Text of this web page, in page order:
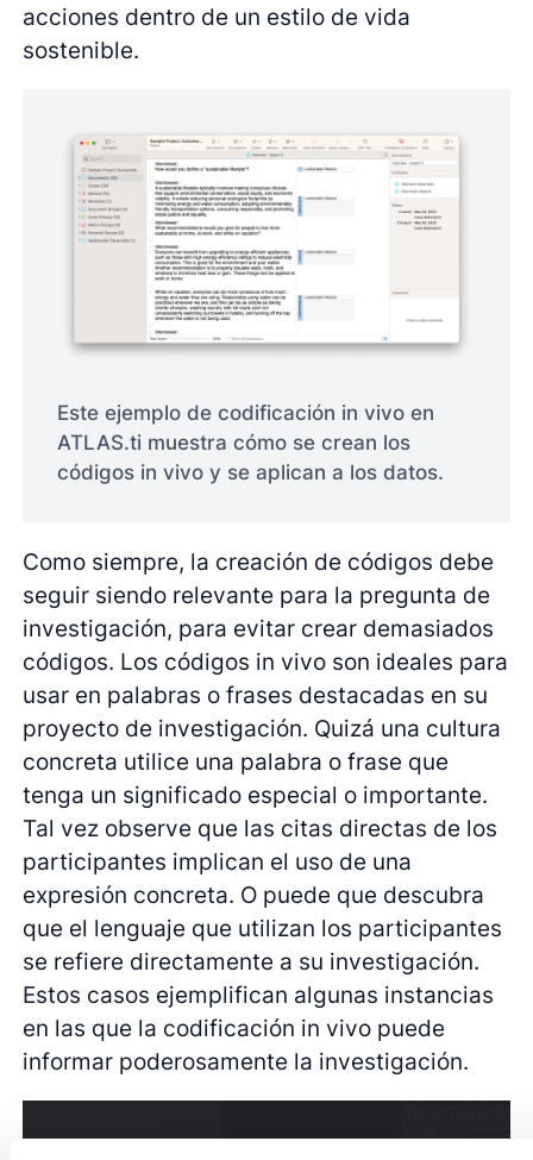
acciones dentro de un estilo de vida
sostenible.
Este ejemplo de codificación in vivo en
ATLAS.ti muestra cómo se crean los
códigos in vivo y se aplican a los datos.
Como siempre, la creación de códigos debe
seguir siendo relevante para la pregunta de
investigación, para evitar crear demasiados
códigos. Los códigos in vivo son ideales para
usar en palabras o frases destacadas en su
proyecto de investigación. Quizá una cultura
concreta utilice una palabra o frase que
tenga un significado especial o importante.
Tal vez observe que las citas directas de los
participantes implican el uso de una
expresión concreta. O puede que descubra
que el lenguaje que utilizan los participantes
se refiere directamente a su investigación.
Estos casos ejemplifican algunas instancias
en las que la codificación in vivo puede
informar poderosamente la investigación.